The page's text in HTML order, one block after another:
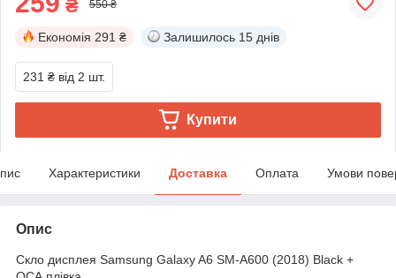
₴ 550 ₴
Економія 291 ₴ Залишилось 15 днів
231 ₴ від 2 шт.
Купити
Характеристики Доставка Оплата Умови
Опис
Скло дисплея Samsung Galaxy A6 SM-A600 (2018) Black +